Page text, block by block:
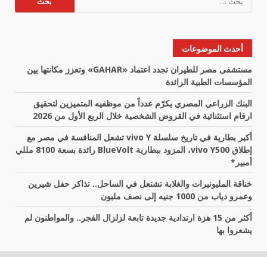
عن:
أحدث الموضوعات
مستشفى مصر للطيران تجدد اعتماد «GAHAR» وتعزز مكانتها بين
المؤسسات الطبية الرائدة
البنك الزراعي المصري يكرّم عدداً من موظفيه المتميزين لتحقيق
ارقام استثنائية في القروض الشخصية خلال الربع الأول من 2026
أكبر بطارية في تاريخ سلسلة vivo Y تشعل المنافسة في مصر مع
إطلاق vivo Y500، المزود ببطارية BlueVolt رائدة بسعة 8100 مللي
أمبير*
خناقة المليونيرات والغلابة تشتعل في الساحل.. تذاكر حفل شيرين
وعمرو دياب من 1000 جنيه إلى نصف مليون
أكثر من 15 هزة ارتدادية جديدة تابعة لزلزال الفجر.. والمواطنون لم
يشعروا بها